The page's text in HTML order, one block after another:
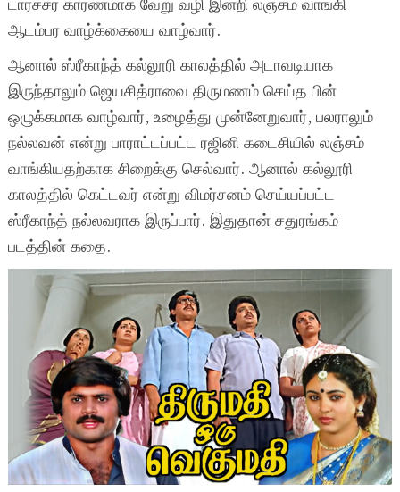
ஆடம்பர வாழ்க்கையை வாழ்வார்.
ஆனால் ஸ்ரீகாந்த் கல்லூரி காலத்தில் அடாவடியாக
இருந்தாலும் ஜெயசித்ராவை திருமணம் செய்த பின்
ஒழுக்கமாக வாழ்வார், உழைத்து முன்னேறுவார், பலராலும்
நல்லவன் என்று பாராட்டப்பட்ட ரஜினி கடைசியில் லஞ்சம்
வாங்கியதற்காக சிறைக்கு செல்வார். ஆனால் கல்லூரி
காலத்தில் கெட்டவர் என்று விமர்சனம் செய்யப்பட்ட
ஸ்ரீகாந்த் நல்லவராக இருப்பார். இதுதான் சதுரங்கம்
படத்தின் கதை.